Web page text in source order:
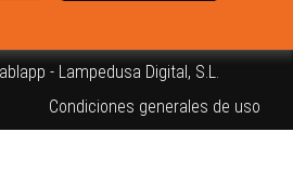
- Lampedusa Digital, S.L.
Condiciones generales de uso